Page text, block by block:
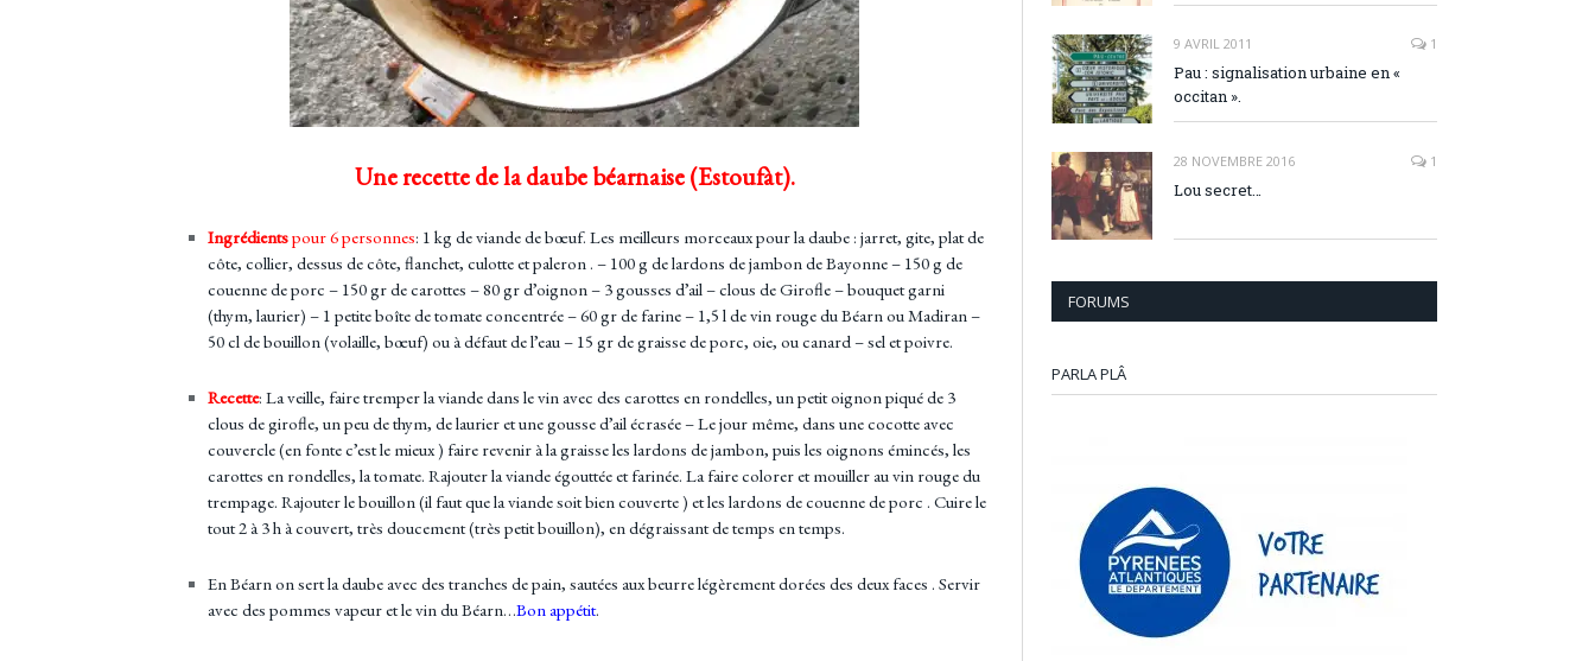
Une recette de la daube béarnaise (Estoufàt).
Ingrédientspour 6 personnes: 1 kg de viande de bœuf. Les meilleurs morceaux pour la daube : jarret, gite, plat de
côte, collier, dessus de côte, flanchet, culotte et paleron . – 100 g de lardons de jambon de Bayonne – 150 g de
couenne de porc – 150 gr de carottes – 80 gr d’oignon – 3 gousses d’ail – clous de Girofle – bouquet garni
(thym, laurier) – 1 petite boîte de tomate concentrée – 60 gr de farine – 1,5 l de vin rouge du Béarn ou Madiran –
50 cl de bouillon (volaille, bœuf) ou à défaut de l’eau – 15 gr de graisse de porc, oie, ou canard – sel et poivre.
Recette: La veille, faire tremper la viande dans le vin avec des carottes en rondelles, un petit oignon piqué de 3
clous de girofle, un peu de thym, de laurier et une gousse d’ail écrasée – Le jour même, dans une cocotte avec
couvercle (en fonte c’est le mieux ) faire revenir à la graisse les lardons de jambon, puis les oignons émincés, les
carottes en rondelles, la tomate. Rajouter la viande égouttée et farinée. La faire colorer et mouiller au vin rouge du
trempage. Rajouter le bouillon (il faut que la viande soit bien couverte ) et les lardons de couenne de porc . Cuire le
tout 2 à 3 h à couvert, très doucement (très petit bouillon), en dégraissant de temps en temps.
En Béarn on sert la daube avec des tranches de pain, sautées aux beurre légèrement dorées des deux faces . Servir
avec des pommes vapeur et le vin du Béarn…Bon appétit.
9 AVRIL 2011 1
Pau : signalisation urbaine en «
occitan ».
28 NOVEMBRE 2016 1
Lou secret…
FORUMS
PARLA PLÂ